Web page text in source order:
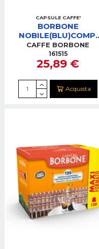
CAPSULE CAFFE'
BORBONE
NOBILE(BLU)COMP.
NESPRESSO 120PZ
REBBLUNOBILE120PZ
CAFFE BORBONE
161515
25,89 €
Acquista